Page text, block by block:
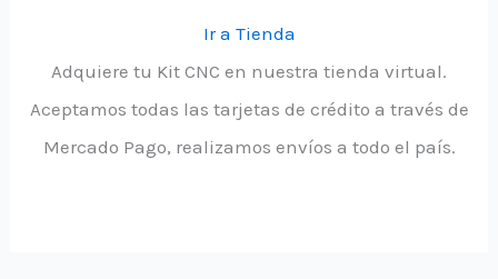
Ir a Tienda
Adquiere tu Kit CNC en nuestra tienda virtual.
Aceptamos todas las tarjetas de crédito a través de
Mercado Pago, realizamos envíos a todo el país.